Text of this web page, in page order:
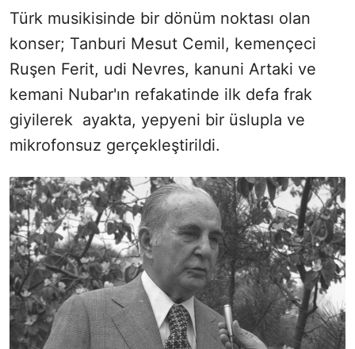
Türk musikisinde bir dönüm noktası olan
konser; Tanburi Mesut Cemil, kemençeci
Ruşen Ferit, udi Nevres, kanuni Artaki ve
kemani Nubar'ın refakatinde ilk defa frak
giyilerek ayakta, yepyeni bir üslupla ve
mikrofonsuz gerçekleştirildi.